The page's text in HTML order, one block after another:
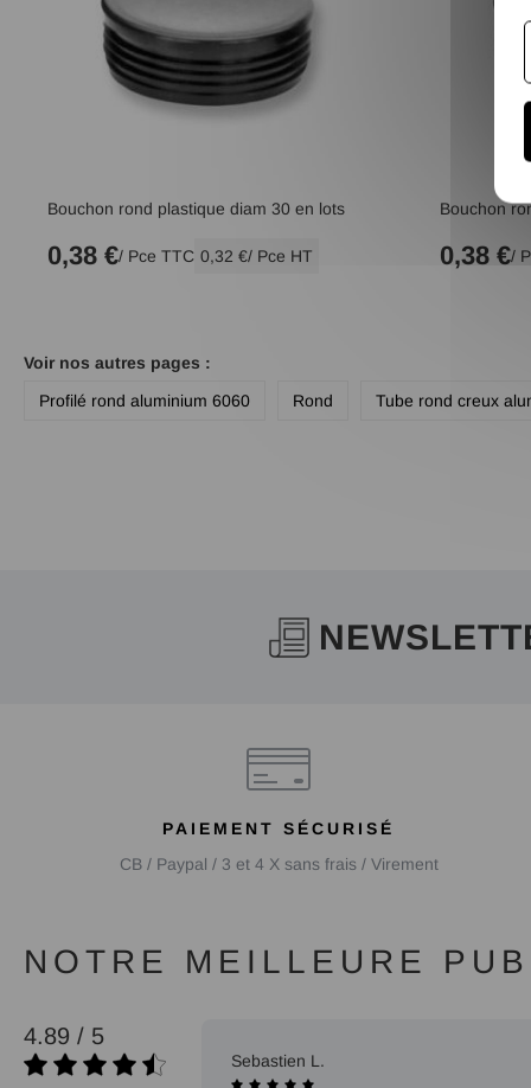
Bouchon rond plastique diam 30 en lots
0,38 €/ Pce TTC 0,32 €/ Pce HT
Bouchon
0,38 €/
Voir nos autres pages :
Profilé rond aluminium 6060
Rond Tube rond creux
PAIEMENT SÉCURISÉ
CB / Paypal / 3 et 4 X sans frais / Virement
NOTRE MEILLEURE
4.89 / 5
09/10/2025 Sebastien L.